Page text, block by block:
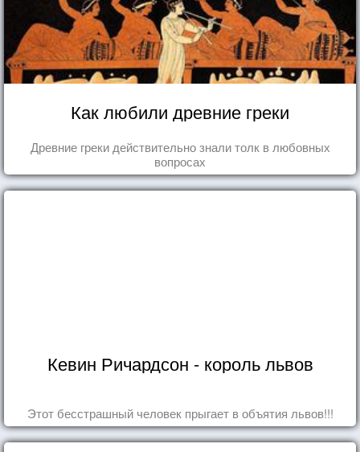
Как любили древние греки
Древние греки действительно знали толк в любовных
вопросах
Кевин Ричардсон - король львов
Этот бесстрашный человек прыгает в объятия львов!!!